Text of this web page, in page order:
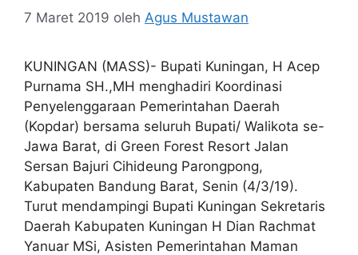
7 Maret 2019 oleh Agus Mustawan
KUNINGAN (MASS)- Bupati Kuningan, H Acep
Purnama SH.,MH menghadiri Koordinasi
Penyelenggaraan Pemerintahan Daerah
(Kopdar) bersama seluruh Bupati/ Walikota se-
Jawa Barat, di Green Forest Resort Jalan
Sersan Bajuri Cihideung Parongpong,
Kabupaten Bandung Barat, Senin (4/3/19).
Turut mendampingi Bupati Kuningan Sekretaris
Daerah Kabupaten Kuningan H Dian Rachmat
Yanuar MSi, Asisten Pemerintahan Maman